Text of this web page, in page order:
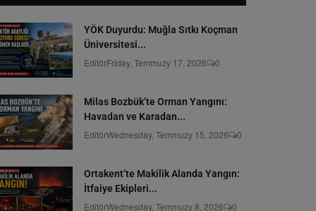
YÖK Duyurdu: Muğla Sıtkı Koçman
Üniversitesi...
EditörFriday, Temmuzy 17, 2026 0
Milas Bozbük’te Orman Yangını:
Havadan ve Karadan...
EditörWednesday, Temmuzy 15, 2026 0
Ortakent’te Makilik Alanda Yangın:
İtfaiye Ekipleri...
EditörWednesday, Temmuzy 8, 2026 0